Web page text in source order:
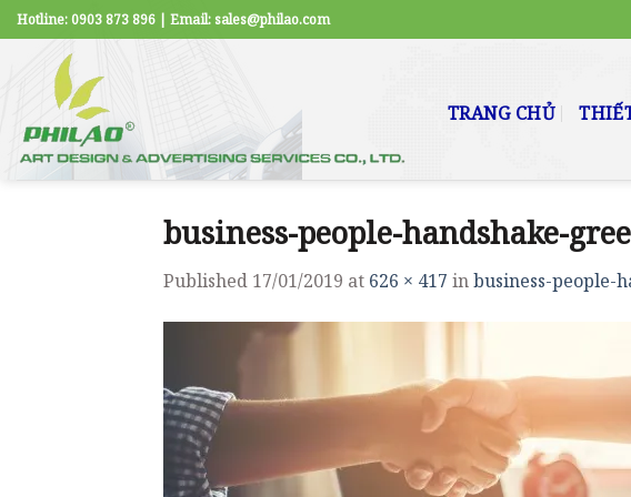
Skip
to
content
Hotline: 0903 873 896 | Email: sales@philao.com
TRANG CHỦ
business-people-handshake-
Published 17/01/2019 at 626 × 417 inbusiness-people-